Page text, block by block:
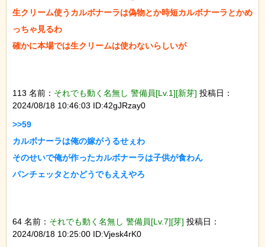
生クリーム使うカルボナーラは偽物とか時短カルボナーラとかめ
っちゃ見るわ
確かに本場では生クリームは使わないらしいが
113 名前： それでも動く名無し 警備員[Lv.1][新芽] 投稿日：
2024/08/18 10:46:03 ID:42gJRzay0
>>59
カルボナーラは俺の嫁がうるせぇわ
そのせいで俺が作ったカルボナーラは子供が食わん
パンチェッタとかどうでもええやろ
64 名前： それでも動く名無し 警備員[Lv.7][芽] 投稿日：
2024/08/18 10:25:00 ID:Vjesk4rK0